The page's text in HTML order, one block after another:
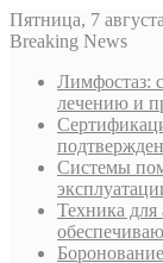
Пятница, 7
Breaking News
Лимфостаз:
лечению и
Системы
Техника